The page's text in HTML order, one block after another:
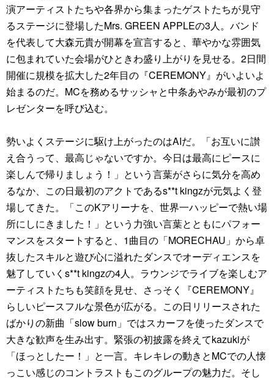
演アーティストたちや各界から集まったゲストたちが見守
るステージに登場したMrs. GREEN APPLEの3人。バンド
を代表して大森元貴が開幕を宣言すると、華やかな雰囲気
に包まれていた会場がひときわ盛り上がりを見せる。2日間
開催に規模を拡大した2年目の『CEREMONY』がいよいよ
始まるのだ。MCを務めるサッシャと中条あやみが最初のプ
レゼンターを呼び込む。
勢いよくステージに駆け上がったのはAIだ。「お互いに讃
え合うって、最高じゃないですか。今日は最高にピースに
楽しんで帰りましょう！」という言葉がさらに気分を高め
るなか、この日最初のアクトであるs**t kingzが元気よく登
場してきた。「このKアリーナを、世界一ハッピーで熱い場
所にしにきました！」という力強い言葉とともにパフォー
マンスをスタートすると、1曲目の「MORECHAU」から卓
抜したスキルと遊び心に溢れたダンスでオーディエンスを
魅了していくs**t kingzの4人。ラウンジでライブを楽しむア
ーティストたちも笑顔を見せ、さっそく『CEREMONY』
らしいピースフルな景色が広がる。この日リリースされた
ばかりの新曲「slow burn」ではスカーフを使ったダンスで
大きな歓声を生み出す。緊張の初披露を終えてkazukiが
「ほっとしたー！」と一言。キレキレの動きとMCでの人懐
っこい感じのコントラストもこのグループの魅力だ。そし